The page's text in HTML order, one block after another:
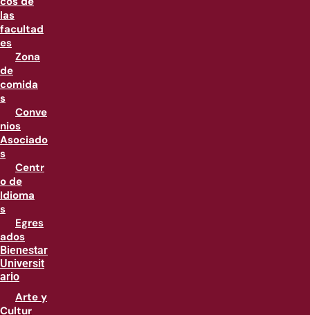
las
facultad
es
Zona
de
comida
s
Conve
nios
Asociado
s
Centr
o de
Idioma
s
Egres
ados
Bienestar
Universit
ario
Arte y
Cultur